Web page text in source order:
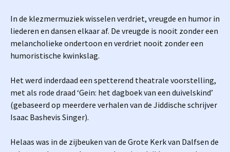
In de klezmermuziek wisselen verdriet, vreugde en humor in
liederen en dansen elkaar af. De vreugde is nooit zonder een
melancholieke ondertoon en verdriet nooit zonder een
humoristische kwinkslag.
Het werd inderdaad een spetterend theatrale voorstelling,
met als rode draad ‘Gein: het dagboek van een duivelskind’
(gebaseerd op meerdere verhalen van de Jiddische schrijver
Isaac Bashevis Singer).
Helaas was in de zijbeuken van de Grote Kerk van Dalfsen de